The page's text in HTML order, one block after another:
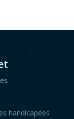
handicapées